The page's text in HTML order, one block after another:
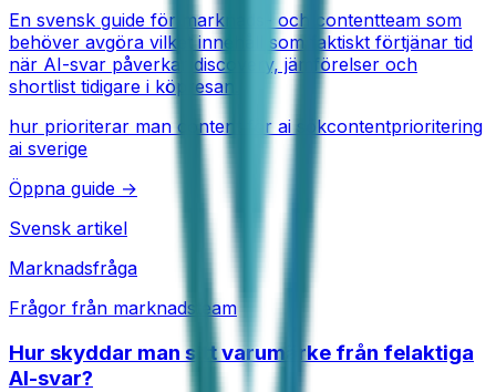
En svensk guide för marknads- och contentteam som
behöver avgöra vilket innehåll som faktiskt förtjänar tid
när AI-svar påverkar discovery, jämförelser och
shortlist tidigare i köpresan.
hur prioriterar man content för ai sökcontentprioritering
ai sverige
Öppna guide →
Svensk artikel
Marknadsfråga
Frågor från marknadsteam
Hur skyddar man sitt varumärke från felaktiga
AI-svar?